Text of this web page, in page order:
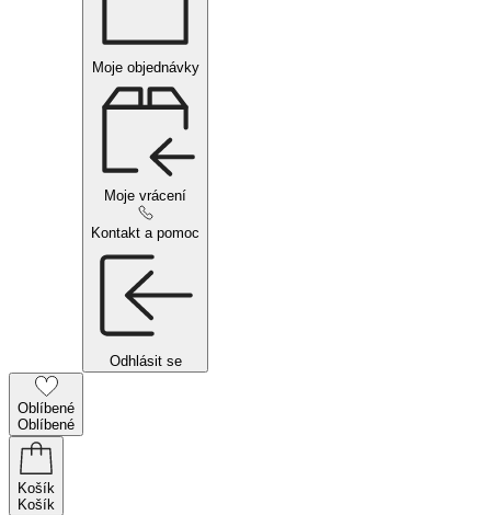
Moje objednávky
Moje vrácení
Kontakt a pomoc
Odhlásit se
Oblíbené
Oblíbené
Košík
Košík